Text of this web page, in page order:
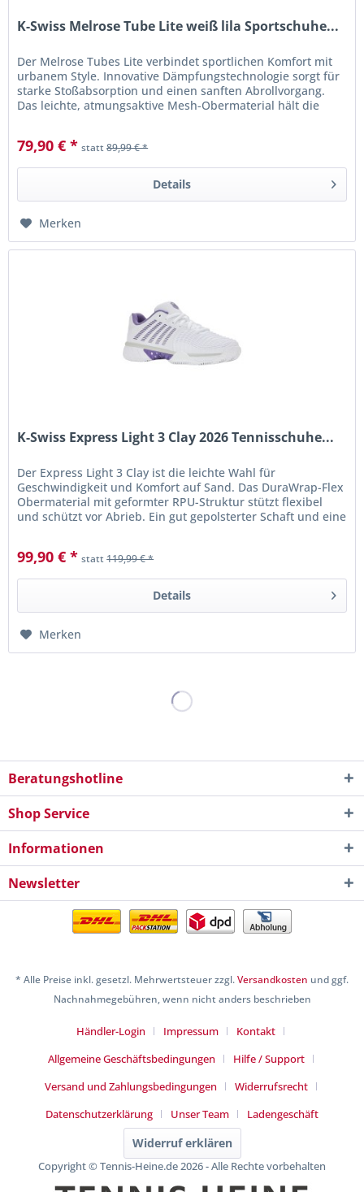
K-Swiss Melrose Tube Lite weiß lila Sportschuhe...
Der Melrose Tubes Lite verbindet sportlichen Komfort mit
urbanem Style. Innovative Dämpfungstechnologie sorgt für
starke Stoßabsorption und einen sanften Abrollvorgang.
Das leichte, atmungsaktive Mesh-Obermaterial hält die
79,90 € * statt89,99 € *
Details
Merken
K-Swiss Express Light 3 Clay 2026 Tennisschuhe...
Der Express Light 3 Clay ist die leichte Wahl für
Geschwindigkeit und Komfort auf Sand. Das DuraWrap-Flex
Obermaterial mit geformter RPU-Struktur stützt flexibel
und schützt vor Abrieb. Ein gut gepolsterter Schaft und eine
99,90 € * statt119,99 € *
Details
Merken
Beratungshotline
Shop Service
Informationen
Newsletter
* Alle Preise inkl. gesetzl. Mehrwertsteuer zzgl.Versandkosten und ggf.
Nachnahmegebühren, wenn nicht anders beschrieben
Händler-Login Impressum
Kontakt
Allgemeine Geschäftsbedingungen
Hilfe / Support
Versand und Zahlungsbedingungen
Widerrufsrecht
Datenschutzerklärung
Unser Team Ladengeschäft
Widerruf erklären
Copyright © Tennis-Heine.de 2026 - Alle Rechte vorbehalten